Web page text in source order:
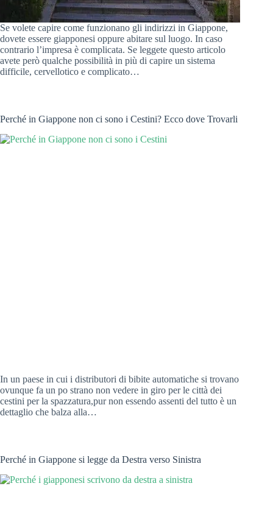
Se volete capire come funzionano gli indirizzi in Giappone,
dovete essere giapponesi oppure abitare sul luogo. In caso
contrario l’impresa è complicata. Se leggete questo articolo
avete però qualche possibilità in più di capire un sistema
difficile, cervellotico e complicato…
Perché in Giappone non ci sono i Cestini? Ecco dove Trovarli
In un paese in cui i distributori di bibite automatiche si trovano
ovunque fa un po strano non vedere in giro per le città dei
cestini per la spazzatura,pur non essendo assenti del tutto è un
dettaglio che balza alla…
Perché in Giappone si legge da Destra verso Sinistra